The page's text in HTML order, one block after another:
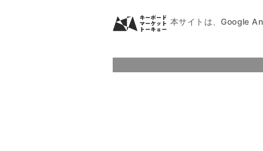
本サイトは、Google